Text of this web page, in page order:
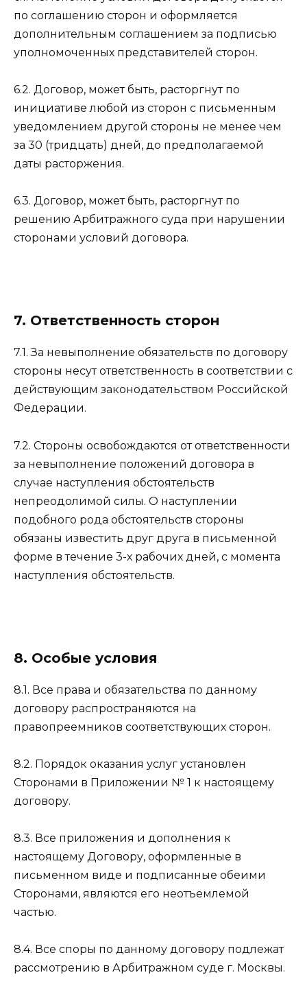
по соглашению сторон и оформляется
дополнительным соглашением за подписью
уполномоченных представителей сторон.
6.2. Договор, может быть, расторгнут по
инициативе любой из сторон с письменным
уведомлением другой стороны не менее чем
за 30 (тридцать) дней, до предполагаемой
даты расторжения.
6.3. Договор, может быть, расторгнут по
решению Арбитражного суда при нарушении
сторонами условий договора.
7. Ответственность сторон
7.1. За невыполнение обязательств по договору
стороны несут ответственность в соответствии с
действующим законодательством Российской
Федерации.
7.2. Стороны освобождаются от ответственности
за невыполнение положений договора в
случае наступления обстоятельств
непреодолимой силы. О наступлении
подобного рода обстоятельств стороны
обязаны известить друг друга в письменной
форме в течение 3-х рабочих дней, с момента
наступления обстоятельств.
8. Особые условия
8.1. Все права и обязательства по данному
договору распространяются на
правопреемников соответствующих сторон.
8.2. Порядок оказания услуг установлен
Сторонами в Приложении № 1 к настоящему
договору.
8.3. Все приложения и дополнения к
настоящему Договору, оформленные в
письменном виде и подписанные обеими
Сторонами, являются его неотъемлемой
частью.
8.4. Все споры по данному договору подлежат
рассмотрению в Арбитражном суде г. Москвы.